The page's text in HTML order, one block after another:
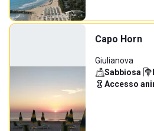
Capo Horn
Giulianova
Sabbiosa·
Accesso